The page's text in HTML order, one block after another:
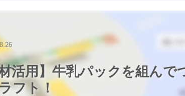
材活用】牛乳パックを組ん
フト！